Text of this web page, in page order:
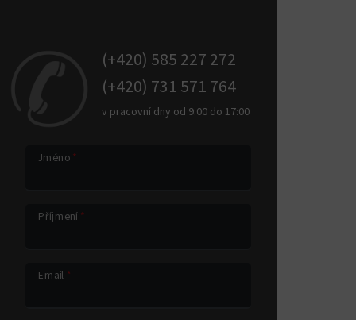
(+420) 585 227 272
(+420) 731 571 764
v pracovní dny od 9:00 do 17:00
Jméno *
Příjmení *
Email *